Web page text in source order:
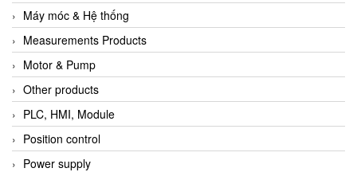
Máy móc & Hệ thống
Measurements Products
Motor & Pump
Other products
PLC, HMI, Module
Position control
Power supply